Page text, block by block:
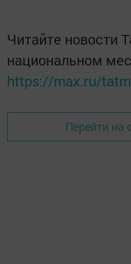
Читайте новости
национальном
https://max.ru/
Перейти на